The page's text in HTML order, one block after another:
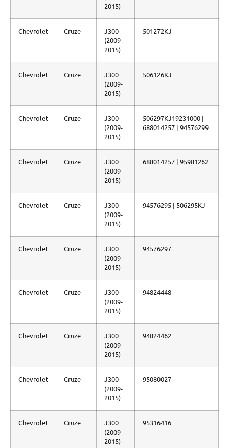
2015)
Chevrolet Cruze
J300
(2009-
2015)
501272KJ
Chevrolet Cruze
J300
(2009-
2015)
506126KJ
Chevrolet Cruze
J300
(2009-
2015)
506297KJ19231000 |
688014257 | 94576299
Chevrolet Cruze
J300
(2009-
2015)
688014257 | 95981262
Chevrolet Cruze
J300
(2009-
2015)
94576295 | 506295KJ
Chevrolet Cruze
J300
(2009-
2015)
94576297
Chevrolet Cruze
J300
(2009-
2015)
94824448
Chevrolet Cruze
J300
(2009-
2015)
94824462
Chevrolet Cruze
J300
(2009-
2015)
95080027
Chevrolet Cruze
J300
(2009-
2015)
95316416